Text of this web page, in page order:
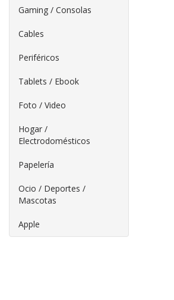
Gaming / Consolas
Cables
Periféricos
Tablets / Ebook
Foto / Video
Hogar /
Electrodomésticos
Papelería
Ocio / Deportes /
Mascotas
Apple